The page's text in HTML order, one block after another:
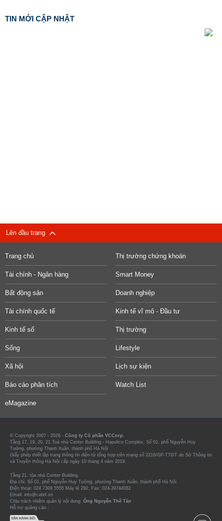
TIN MỚI CẬP NHẬT
Lên đầu trang
Trang chủ Thị trường chứng khoán
Tài chính - Ngân hàng Smart Money
Bất động sản Doanh nghiệp
Tài chính quốc tế Kinh tế vĩ mô - Đầu tư
Kinh tế số Thị trường
Sống Lifestyle
Xã hội Lịch sự kiện
Báo cáo phân tích Watch List
eMagazine
© Copyright 2007 - 2026 - Công ty Cổ phần VCCorp.
Tầng 17, 19, 20, 21 Toà nhà Center Building - Hapulico Complex, Số 01, phố Nguyễn Huy
Tưởng, phường Thanh Xuân, thành phố Hà Nội
Giấy phép thiết lập trang thông tin điện tử tổng hợp trên mạng số 2216/GP-TTĐT do Sở Thông tin
và Truyền thông Hà Nội cấp ngày 10 tháng 4 năm 2019.
Tầng 21, tòa nhà Center Building.
Địa chỉ: Số 01, phố Nguyễn Huy Tưởng, phường Thanh Xuân, thành phố Hà Nội
Điện thoại: 024 7309 5555 Máy lẻ 292. Fax: 024-39744082
Email: info@cafef.vn
Chịu trách nhiệm quản lý nội dung: Ông Nguyễn Thế Tân
Hỗ trợ quảng cáo :